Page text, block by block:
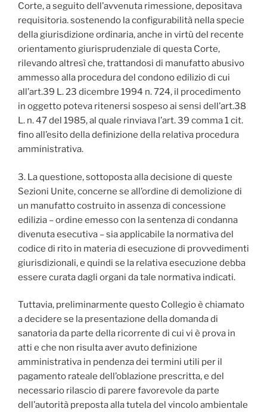
Corte, a seguito dell’avvenuta rimessione, depositava
requisitoria. sostenendo la configurabilità nella specie
della giurisdizione ordinaria, anche in virtù del recente
orientamento giurisprudenziale di questa Corte,
rilevando altresì che, trattandosi di manufatto abusivo
ammesso alla procedura del condono edilizio di cui
all’art.39 L. 23 dicembre 1994 n. 724, il procedimento
in oggetto poteva ritenersi sospeso ai sensi dell’art.38
L. n. 47 del 1985, al quale rinviava l’art. 39 comma 1 cit.
fino all’esito della definizione della relativa procedura
amministrativa.
3. La questione, sottoposta alla decisione di queste
Sezioni Unite, concerne se all’ordine di demolizione di
un manufatto costruito in assenza di concessione
edilizia – ordine emesso con la sentenza di condanna
divenuta esecutiva – sia applicabile la normativa del
codice di rito in materia di esecuzione di provvedimenti
giurisdizionali, e quindi se la relativa esecuzione debba
essere curata dagli organi da tale normativa indicati.
Tuttavia, preliminarmente questo Collegio è chiamato
a decidere se la presentazione della domanda di
sanatoria da parte della ricorrente di cui vi è prova in
atti e che non risulta aver avuto definizione
amministrativa in pendenza dei termini utili per il
pagamento rateale dell’oblazione prescritta, e del
necessario rilascio di parere favorevole da parte
dell’autorità preposta alla tutela del vincolo ambientale